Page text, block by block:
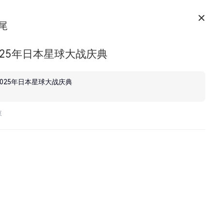
年日本星球大战庆典
年日本星球大战庆典